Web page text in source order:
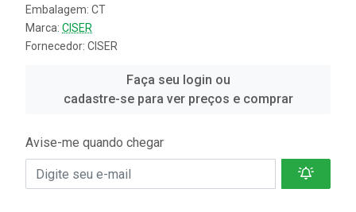
Embalagem: CT
Marca: CISER
Fornecedor: CISER
Faça seu login ou
cadastre-se para ver preços e comprar
Avise-me quando chegar